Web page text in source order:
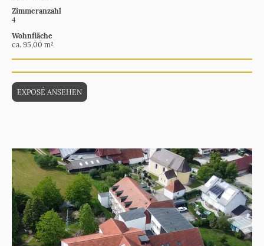
Zimmeranzahl
4
Wohnfläche
ca. 95,00 m²
EXPOSÉ ANSEHEN